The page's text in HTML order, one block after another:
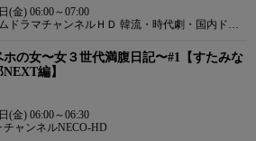
(金) 06:00～07:00
ドラマチャンネルＨＤ 韓流・時代劇・国内ドラ
ホの女〜女３世代満腹日記〜#1【すたみな
NEXT編】
(金) 06:00～06:30
チャンネルNECO-HD